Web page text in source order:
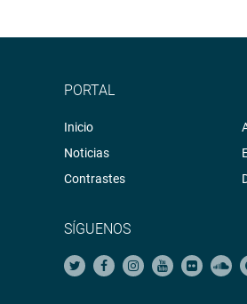
PORTAL
Inicio
Noticias
Contrastes
SÍGUENOS